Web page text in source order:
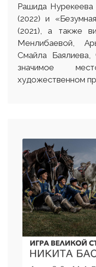
Рашида
(2022) и
(2021), а также
Менлибаевой,
Смайла Баялиева,
значимое
художественном